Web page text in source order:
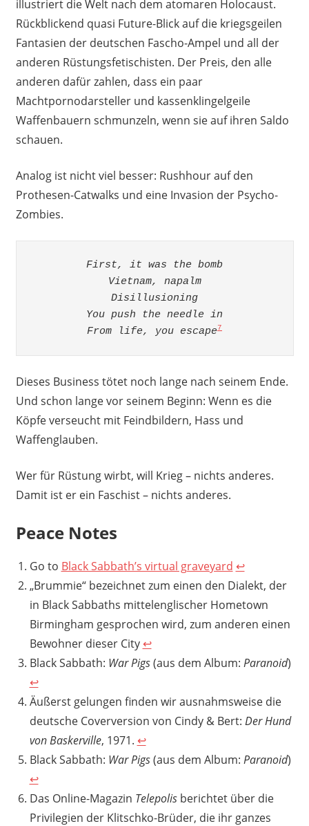
illustriert die Welt nach dem atomaren Holocaust.
Rückblickend quasi Future-Blick auf die kriegsgeilen
Fantasien der deutschen Fascho-Ampel und all der
anderen Rüstungsfetischisten. Der Preis, den alle
anderen dafür zahlen, dass ein paar
Machtpornodarsteller und kassenklingelgeile
Waffenbauern schmunzeln, wenn sie auf ihren Saldo
schauen.
Analog ist nicht viel besser: Rushhour auf den
Prothesen-Catwalks und eine Invasion der Psycho-
Zombies.
First, it was the bomb
Vietnam, napalm
Disillusioning
You push the needle in
From life, you escape7
Dieses Business tötet noch lange nach seinem Ende.
Und schon lange vor seinem Beginn: Wenn es die
Köpfe verseucht mit Feindbildern, Hass und
Waffenglauben.
Wer für Rüstung wirbt, will Krieg – nichts anderes.
Damit ist er ein Faschist – nichts anderes.
Peace Notes
Go to Black Sabbath’s virtual graveyard ↩︎
„Brummie“ bezeichnet zum einen den Dialekt, der
in Black Sabbaths mittelenglischer Hometown
Birmingham gesprochen wird, zum anderen einen
Bewohner dieser City ↩︎
Black Sabbath: War Pigs(aus dem Album: Paranoid)
↩︎
Äußerst gelungen finden wir ausnahmsweise die
deutsche Coverversion von Cindy & Bert: Der Hund
von Baskerville, 1971. ↩︎
Black Sabbath: War Pigs(aus dem Album: Paranoid)
↩︎
Das Online-Magazin Telepolisberichtet über die
Privilegien der Klitschko-Brüder, die ihr ganzes